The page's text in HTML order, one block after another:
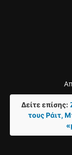
Δείτε επίσης:
τους Ράιτ,